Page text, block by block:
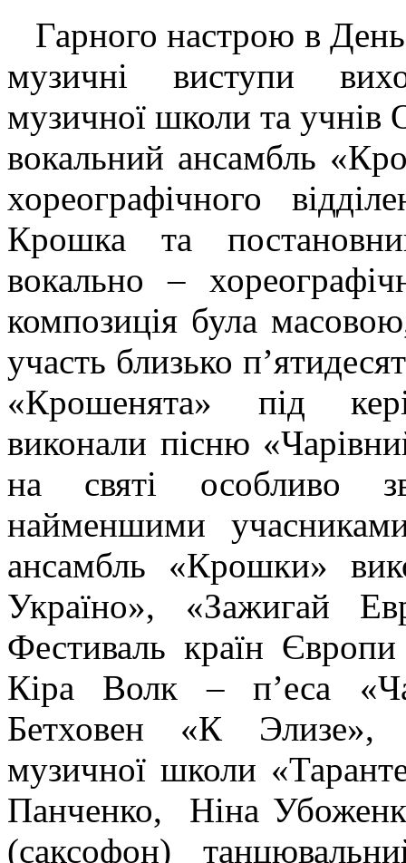
Гарного настрою в
музичні виступи
музичної школи та
вокальний ансамбль
хореографічного
Крошка та
вокально –
композиція була
участь близько
«Крошенята» під
виконали пісню
на святі особливо
найменшими
ансамбль «Крошки»
Україно», «Зажигай
Фестиваль країн
Кіра Волк – п’еса
Бетховен «К Элизе»,
музичної школи
Панченко, Ніна
(саксофон)